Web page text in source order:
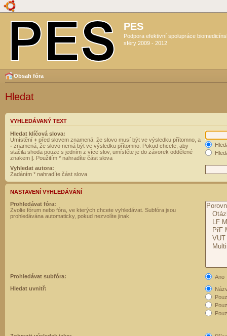
PES
Podpora efektivní spolupráce
sféry 2009 - 2012
Obsah fóra
Hledat
VYHLEDÁVANÝ TEXT
Hledat klíčová slova:
Umístění + před slovem znamená, že slovo musí být ve výsledku přítomno, a
- znamená, že slovo nemá být ve výsledku přítomno. Pokud chcete, aby
stačila shoda pouze s jedním z více slov, umístěte je do závorek oddělené
znakem | . Použitím * nahradíte část slova
Vyhledat autora:
Zadáním * nahradíte část slova
NASTAVENÍ VYHLEDÁVÁNÍ
Prohledávat fóra:
Zvolte fórum nebo fóra, ve kterých chcete vyhledávat. Subfóra jsou
prohledávána automaticky, pokud nezvolíte jinak.
Prohledávat subfóra:
Ano
Hledat uvnitř: